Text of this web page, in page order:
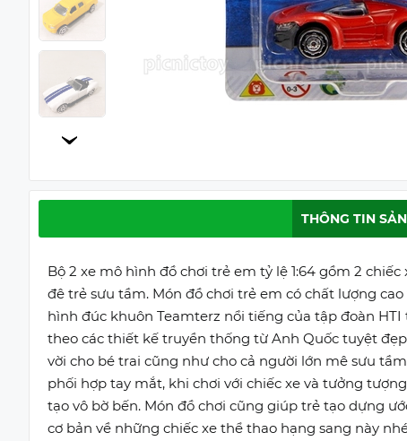
THÔNG TIN
Bộ 2 xe mô hình đồ chơi trẻ em tỷ lệ 1:64 gồm 2
đê trẻ sưu tầm. Món đồ chơi trẻ em có chất lượng
hình đúc khuôn Teamterz nổi tiếng của tập đoàn
theo các thiết kế truyền thống từ Anh Quốc tuyệt
vời cho bé trai cũng như cho cả người lớn mê sưu
phối hợp tay mắt, khi chơi với chiếc xe và tưởng
tạo vô bờ bến. Món đồ chơi cũng giúp trẻ tạo dựng
cơ bản về những chiếc xe thể thao hạng sang này